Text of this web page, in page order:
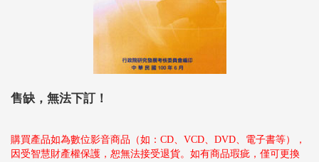
售缺，無法下訂！
購買產品如為數位影音商品（如：CD、VCD、DVD、電子書等），
因受智慧財產權保護，恕無法接受退貨。如有商品瑕疵，僅可更換